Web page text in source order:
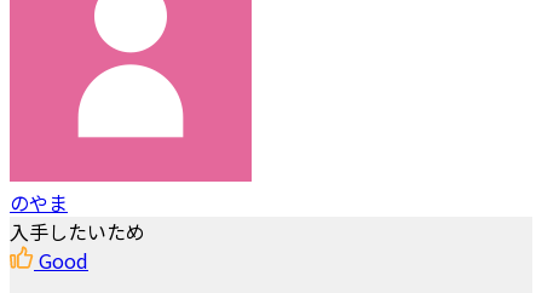
のやま
入手したいため
Good